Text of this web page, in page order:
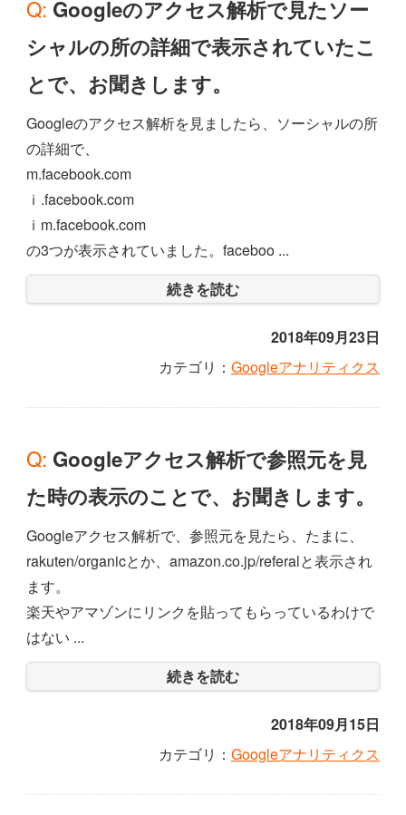
Q: Googleのアクセス解析で見たソー
シャルの所の詳細で表示されていたこ
とで、お聞きします。
Googleのアクセス解析を見ましたら、ソーシャルの所
の詳細で、
m.facebook.com
ｉ.facebook.com
ｉm.facebook.com
の3つが表示されていました。faceboo ...
続きを読む
2018年09月23日
カテゴリ： Googleアナリティクス
Q: Googleアクセス解析で参照元を見
た時の表示のことで、お聞きします。
Googleアクセス解析で、参照元を見たら、たまに、
rakuten/organicとか、amazon.co.jp/referalと表示され
ます。
楽天やアマゾンにリンクを貼ってもらっているわけで
はない ...
続きを読む
2018年09月15日
カテゴリ： Googleアナリティクス